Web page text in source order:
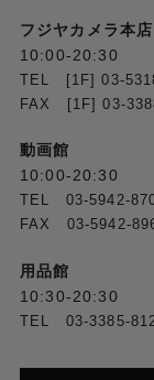
フジヤカメラ本店
10:00-20:30
TEL [1F] 03-
FAX [1F] 03-
動画館
10:00-20:30
TEL 03-5942-
FAX 03-5942-
用品館
10:30-20:30
TEL 03-3385-